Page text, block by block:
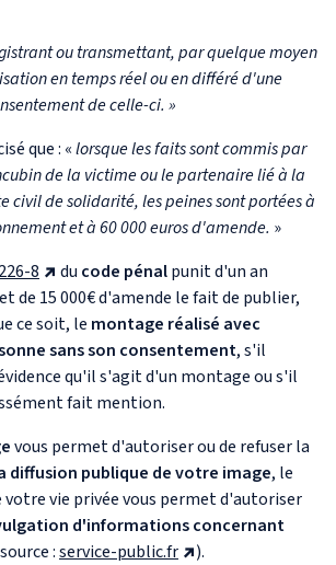
ou transmettant, par quelque moyen
en temps réel ou en différé d'une
de celle-ci. »
que : «lorsque les faits sont commis par
de la victime ou le partenaire lié à la
civil de solidarité, les peines sont portées à
et à 60 000 euros d'amende. »
226-8 du code pénalpunit d'un an
de 15 000€ d'amende le fait de publier,
ce soit, le montage réalisé avec
sans son consentement, s'il
qu'il s'agit d'un montage ou s'il
fait mention.
vous permet d'autoriser ou de refuser la
diffusion publique de votre image, le
votre vie privée vous permet d'autoriser
d'informations concernant
:service-public.fr
).